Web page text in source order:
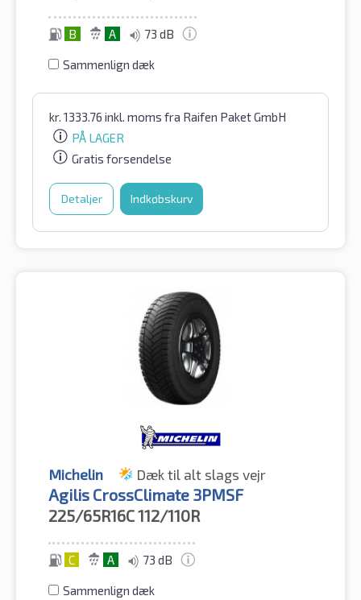
B A 73 dB
Sammenlign dæk
kr. 1333.76 inkl. moms fra Raifen Paket GmbH
PÅ LAGER
Gratis forsendelse
Detaljer Indkøbskurv
Michelin Dæk til alt slags vejr
Agilis CrossClimate 3PMSF
225/65R16C112/110R
C A 73 dB
Sammenlign dæk